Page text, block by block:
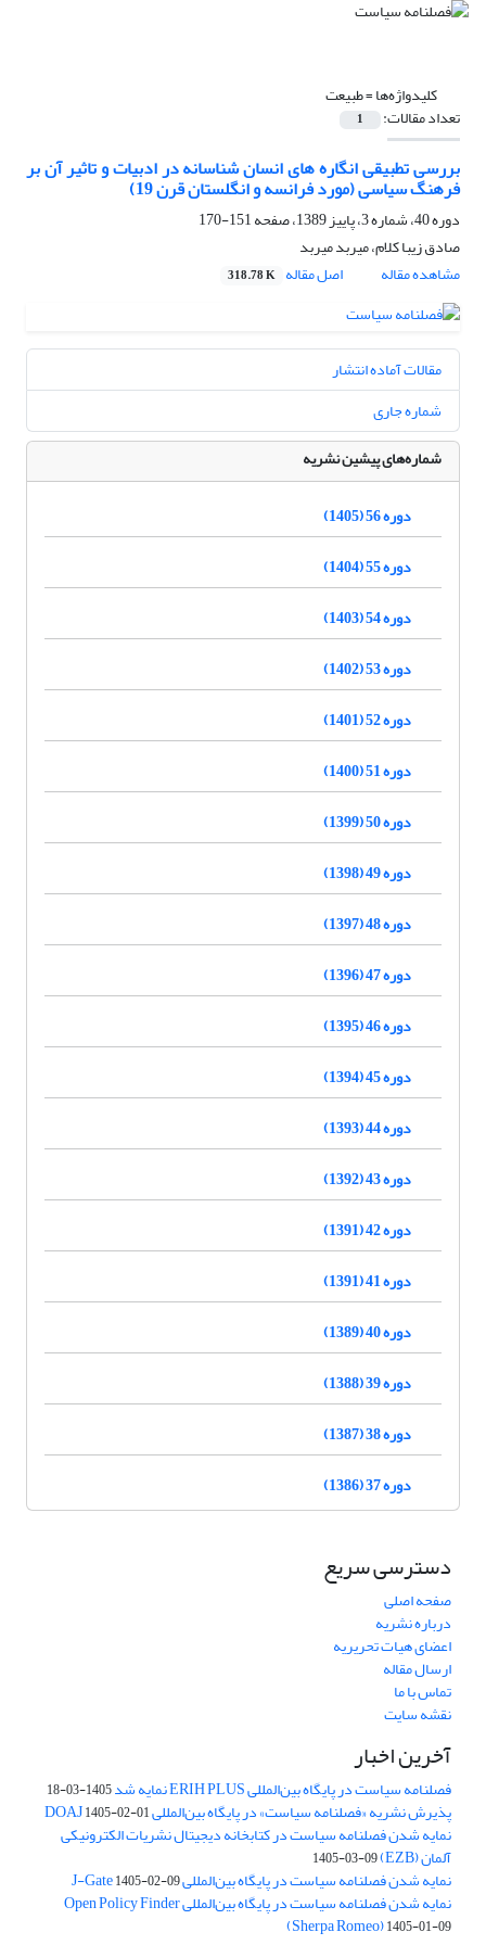
کلیدواژه‌ها =طبیعت
تعداد مقالات: 1
بررسی تطبیقی انگاره های انسان شناسانه در ادبیات و تاثیر آن بر
فرهنگ سیاسی (مورد فرانسه و انگلستان قرن 19)
دوره 40، شماره 3، پاییز 1389، صفحه
151-170
صادق زیبا کلام، میربد میربد
مشاهده مقاله
اصل مقاله 318.78 K
مقالات آماده انتشار
شماره جاری
شماره‌های پیشین نشریه
دوره 56 (1405)
دوره 55 (1404)
دوره 54 (1403)
دوره 53 (1402)
دوره 52 (1401)
دوره 51 (1400)
دوره 50 (1399)
دوره 49 (1398)
دوره 48 (1397)
دوره 47 (1396)
دوره 46 (1395)
دوره 45 (1394)
دوره 44 (1393)
دوره 43 (1392)
دوره 42 (1391)
دوره 41 (1391)
دوره 40 (1389)
دوره 39 (1388)
دوره 38 (1387)
دوره 37 (1386)
دسترسی سریع
صفحه اصلی
درباره نشریه
اعضای هیات تحریریه
ارسال مقاله
تماس با ما
نقشه سایت
آخرین اخبار
فصلنامه سیاست در پایگاه بین‌المللی ERIH PLUS نمایه شد 1405-03-18
پذیرش نشریه «فصلنامه سیاست» در پایگاه بین‌المللی DOAJ1405-02-01
نمایه شدن فصلنامه سیاست در کتابخانه دیجیتال نشریات الکترونیکی
آلمان (EZB) 1405-03-09
نمایه شدن فصلنامه سیاست در پایگاه بین‌المللی J-Gate1405-02-09
نمایه شدن فصلنامه سیاست در پایگاه بین‌المللی Open Policy Finder
(Sherpa Romeo)1405-01-09